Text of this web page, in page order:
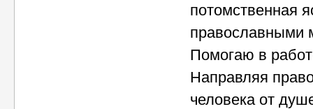
потомственная
православными
Помогаю в
Направляя
человека от